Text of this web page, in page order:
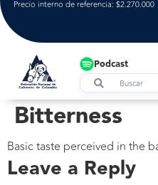
Precio interno de referencia: $2.270.000
Podcast
Bitterness
Basic taste perceived in the
Leave a Reply